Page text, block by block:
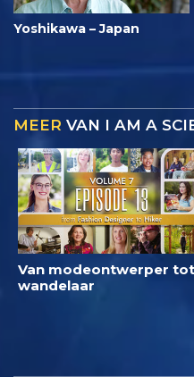
Yoshikawa – Japan
MEER VAN I AM A
Van modeontwerper tot
wandelaar